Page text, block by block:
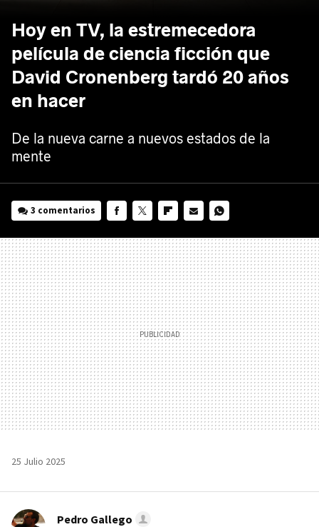
Hoy en TV, la estremecedora
película de ciencia ficción que
David Cronenberg tardó 20 años
en hacer
De la nueva carne a nuevos estados de la
mente
3 comentarios
MAIL
25 Julio 2025
Pedro Gallego